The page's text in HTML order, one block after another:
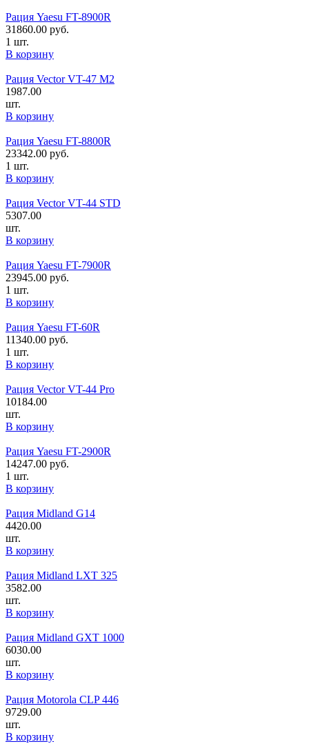
Рация Yaesu FT-8900R
31860.00 руб.
1 шт.
В корзину
Рация Vector VT-47 M2
1987.00
шт.
В корзину
Рация Yaesu FT-8800R
23342.00 руб.
1 шт.
В корзину
Рация Vector VT-44 STD
5307.00
шт.
В корзину
Рация Yaesu FT-7900R
23945.00 руб.
1 шт.
В корзину
Рация Yaesu FT-60R
11340.00 руб.
1 шт.
В корзину
Рация Vector VT-44 Pro
10184.00
шт.
В корзину
Рация Yaesu FT-2900R
14247.00 руб.
1 шт.
В корзину
Рация Midland G14
4420.00
шт.
В корзину
Рация Midland LXT 325
3582.00
шт.
В корзину
Рация Midland GXT 1000
6030.00
шт.
В корзину
Рация Motorola CLP 446
9729.00
шт.
В корзину